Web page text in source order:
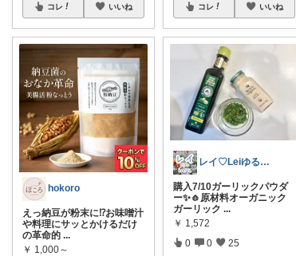
コレ いいね
hokoro
​えっ納豆が粉末に⁉️お味噌汁
や料理にサッとかけるだけ
の革命的 ...
￥ 1,000～
コレ いいね
レイ♡Leiゆる無添加グルテンフリー防災
購入7/10ガーリックパウダ
ー✨🧄原材料オーガニック
ガーリック ...
￥ 1,572
0 0 25